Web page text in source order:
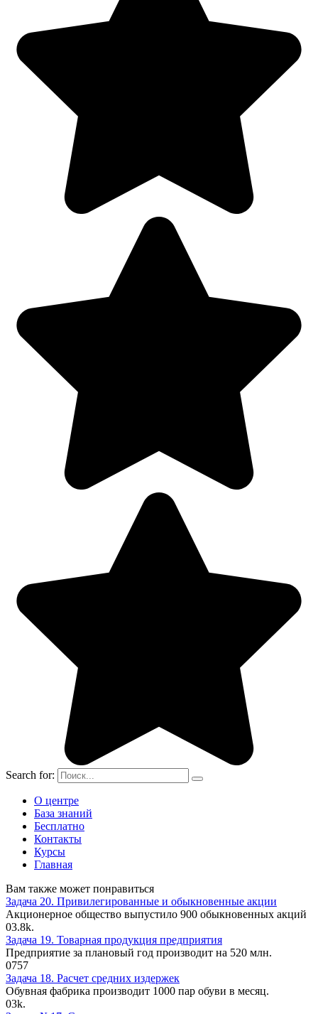
Search for:
О центре
База знаний
Бесплатно
Контакты
Курсы
Главная
Вам также может понравиться
Задача 20. Привилегированные и обыкновенные акции
Акционерное общество выпустило 900 обыкновенных акций
03.8k.
Задача 19. Товарная продукция предприятия
Предприятие за плановый год производит на 520 млн.
0757
Задача 18. Расчет средних издержек
Обувная фабрика производит 1000 пар обуви в месяц.
03k.